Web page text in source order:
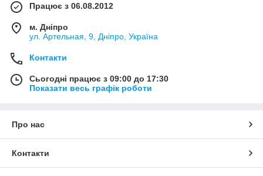
Працює з 06.08.2012
м. Дніпро
ул. Артельная, 9, Дніпро, Україна
Контакти
Сьогодні працює з 09:00 до 17:30
Показати весь графік роботи
Про нас
Контакти